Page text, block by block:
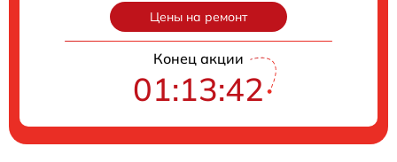
Цены на ремонт
Конец акции
01:13:41